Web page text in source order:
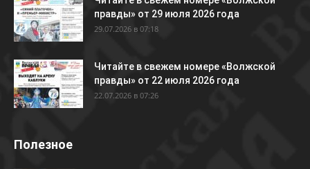
правды» от 29 июля 2026 года
29.07.2026 в 07:18
Читайте в свежем номере «Волжской
правды» от 22 июля 2026 года
22.07.2026 в 07:26
Полезное